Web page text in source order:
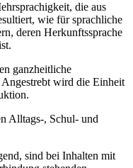
die aus
wie für sprachliche
deren Herkunftssprache
ganzheitliche
wird die Einheit
Alltags-, Schul- und
sind bei Inhalten mit